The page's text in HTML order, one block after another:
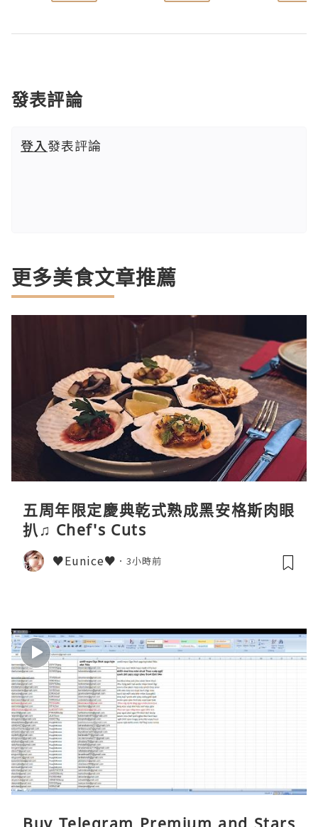
發表評論
登入發表評論
更多美食文章推薦
五周年限定慶典乾式熟成黑安格斯肉眼
扒♫ Chef's Cuts
♥Eunice♥ 3小時前